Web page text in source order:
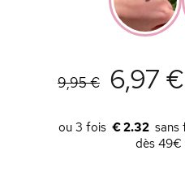
9,95 € 6,97 €
€ 2.32
dès 49€